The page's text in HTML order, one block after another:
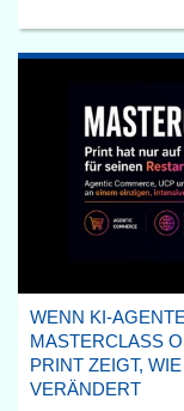
WENN KI-
MASTERCLASS
PRINT ZEIGT,
VERÄNDERT